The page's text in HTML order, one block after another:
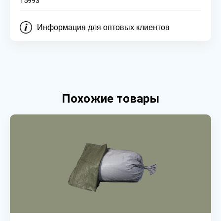
Информация для оптовых клиентов
Похожие товары